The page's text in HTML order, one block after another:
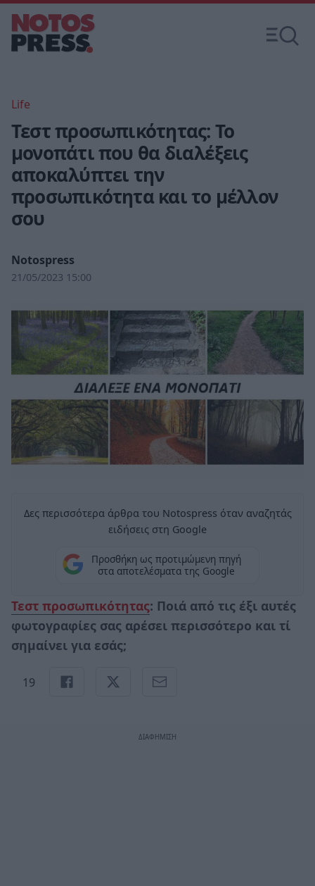
Life
Τεστ προσωπικότητας: Το
μονοπάτι που θα διαλέξεις
αποκαλύπτει την
προσωπικότητα και το μέλλον
σου
Notospress
21/05/2023 15:00
Δες περισσότερα άρθρα του Notospress όταν αναζητάς
ειδήσεις στη Google
Προσθήκη ως προτιμώμενη πηγή
στα αποτελέσματα της Google
Τεστ προσωπικότητας: Ποιά από τις έξι αυτές
φωτογραφίες σας αρέσει περισσότερο και τί
σημαίνει για εσάς;
19